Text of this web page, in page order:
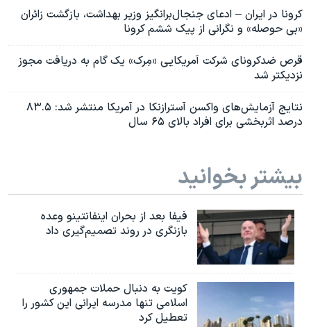
کرونا در ایران – ادعای جنجال‌برانگیز وزیر بهداشت، بازگشت زائران
«بی حوصله» و نگرانی از پیک ششم کرونا
قرص ضدکرونای شرکت آمریکایی «مِرک» یک گام به دریافت مجوز
نزدیکتر شد
نتایج آزمایش‌های واکسن آسترازنکا در آمریکا منتشر شد: ۸۳.۵
درصد اثربخشی برای افراد بالای ۶۵ سال
بیشتر بخوانید
فیفا بعد از بحران اینفانتینو وعده
بازنگری در روند تصمیم‌گیری داد
کویت به دنبال حملات جمهوری
اسلامی تنها مدرسه ایرانی این کشور را
تعطیل کرد